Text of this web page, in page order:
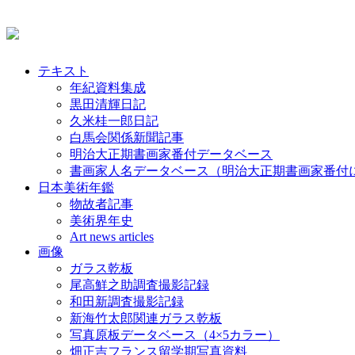
テキスト
年紀資料集成
黒田清輝日記
久米桂一郎日記
白馬会関係新聞記事
明治大正期書画家番付データベース
書画家人名データベース（明治大正期書画家番付
日本美術年鑑
物故者記事
美術界年史
Art news articles
画像
ガラス乾板
尾高鮮之助調査撮影記録
和田新調査撮影記録
新海竹太郎関連ガラス乾板
写真原板データベース（4×5カラー）
畑正吉フランス留学期写真資料